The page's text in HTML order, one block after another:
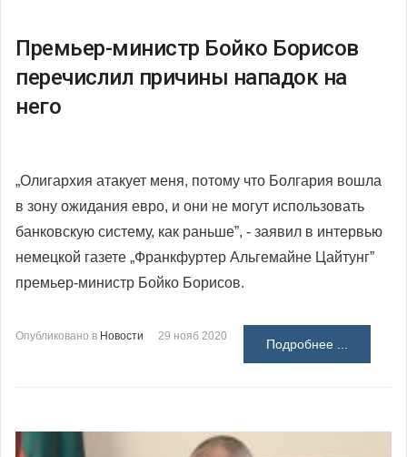
Премьер-министр Бойко Борисов
перечислил причины нападок на
него
„Олигархия атакует меня, потому что Болгария вошла
в зону ожидания евро, и они не могут использовать
банковскую систему, как раньше”, - заявил в интервью
немецкой газете „Франкфуртер Альгемайне Цайтунг”
премьер-министр Бойко Борисов.
Опубликовано в Новости 29 нояб 2020
Подробнее ...